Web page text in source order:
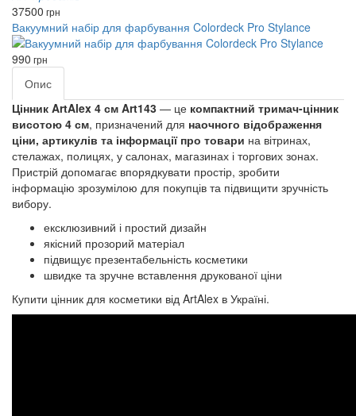
37500 грн
Вакуумний набір для фарбування Colordeck Pro Stylance
990 грн
Опис
Цінник ArtAlex 4 см Art143 — це компактний тримач-цінник
висотою 4 см, призначений для наочного відображення
ціни, артикулів та інформації про товари на вітринах,
стелажах, полицях, у салонах, магазинах і торгових зонах.
Пристрій допомагає впорядкувати простір, зробити
інформацію зрозумілою для покупців та підвищити зручність
вибору.
ексклюзивний і простий дизайн
якісний прозорий матеріал
підвищує презентабельність косметики
швидке та зручне вставлення друкованої ціни
Купити цінник для косметики від ArtAlex в Україні.